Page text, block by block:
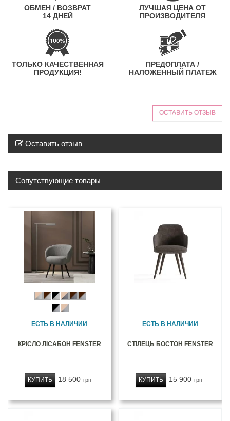
ОБМЕН / ВОЗВРАТ
14 ДНЕЙ
ЛУЧШАЯ ЦЕНА ОТ
ПРОИЗВОДИТЕЛЯ
ТОЛЬКО КАЧЕСТВЕННАЯ
ПРОДУКЦИЯ!
ПРЕДОПЛАТА /
НАЛОЖЕННЫЙ ПЛАТЕЖ
ОСТАВИТЬ ОТЗЫВ
Оставить отзыв
Сопутствующие товары
ЕСТЬ В НАЛИЧИИ
КРІСЛО ЛІСАБОН FENSTER
18 500 грн
КУПИТЬ
ЕСТЬ В НАЛИЧИИ
СТІЛЕЦЬ БОСТОН FENSTER
15 900 грн
КУПИТЬ